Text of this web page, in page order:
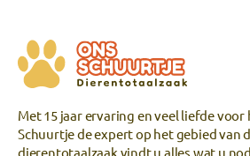
Met 15 jaar ervaring en veel liefde voor
Schuurtje de expert op het gebied van
dierentotaalzaak vindt u alles wat u